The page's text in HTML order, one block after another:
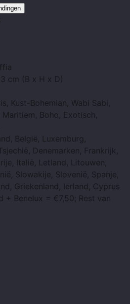
cm (B x H x D)
Kust-Bohemian, Wabi Sabi,
Maritiem, Boho, Exotisch,
België, Luxemburg,
Denemarken, Frankrijk,
Italië, Letland, Litouwen,
Slowakije, Slovenië, Spanje,
Griekenland, Ierland, Cyprus
+ Benelux = €7,50; Rest van